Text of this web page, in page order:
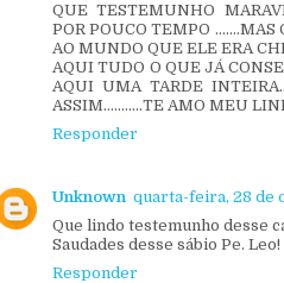
QUE TESTEMUNHO
POR POUCO TEMPO
AO MUNDO QUE ELE ERA
AQUI TUDO O QUE JÁ
AQUI UMA TARDE
ASSIM...........TE AMO MEU
Responder
Unknown quarta-feira, 28 de
Que lindo testemunho desse
Saudades desse sábio Pe.
Responder